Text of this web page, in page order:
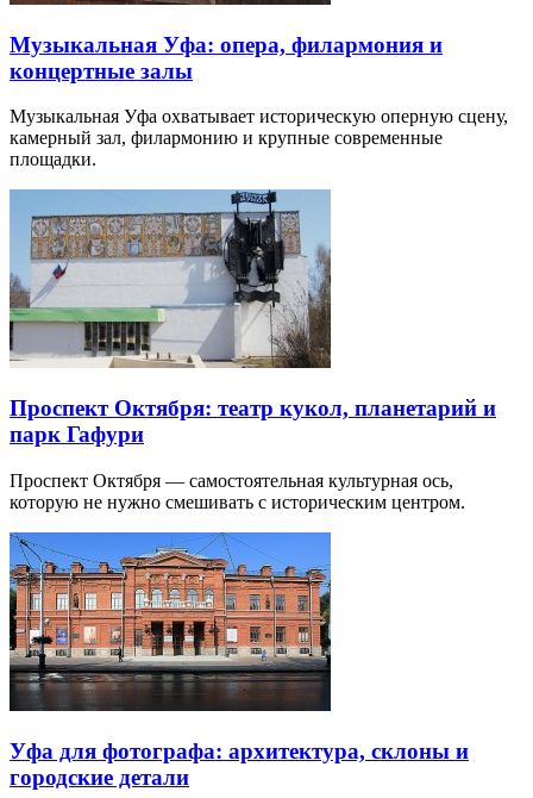
Музыкальная Уфа: опера, филармония и
концертные залы
Музыкальная Уфа охватывает историческую оперную сцену,
камерный зал, филармонию и крупные современные
площадки.
Проспект Октября: театр кукол, планетарий и
парк Гафури
Проспект Октября — самостоятельная культурная ось,
которую не нужно смешивать с историческим центром.
Уфа для фотографа: архитектура, склоны и
городские детали